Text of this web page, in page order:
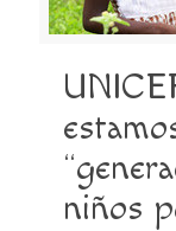
niños